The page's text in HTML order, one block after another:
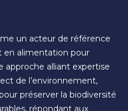
un acteur de référence
en alimentation pour
approche alliant expertise
de l’environnement,
préserver la biodiversité